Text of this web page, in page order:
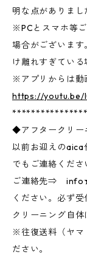
明な点がありまし
※PCとスマホ等
場合がございま
け離れすぎている
※アプリからは動
https://youtu.be/
◆アフタークリ
以前お迎えのaica
でもご連絡くださ
ご連絡先⇒
ください。必ず受
クリーニング自体
※往復送料（ヤマ
ださい。